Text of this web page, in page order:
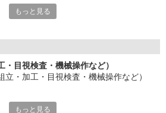
と連絡をすること、前向きに仕事へ取り
ど柔軟に対応いただける方は、ご紹介
ャリアを築きたい方、ぜひご応募くださ
もっと見る
目視検査・機械操作など）
・加工・目視検査・機械操作など）
ェックもっと見る